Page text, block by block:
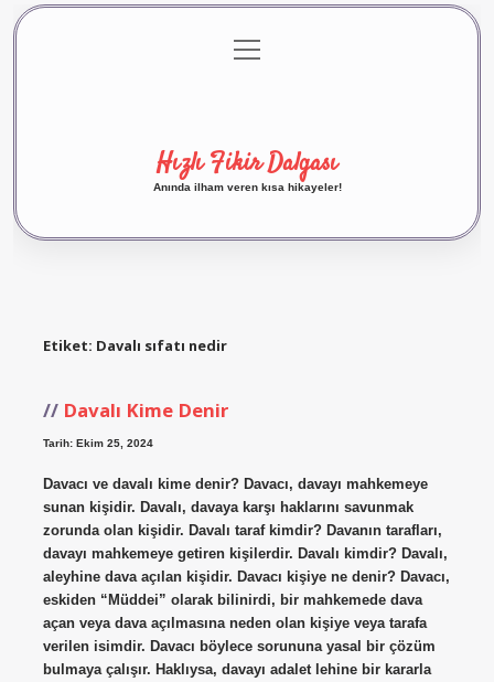
Gizlilik Politikası
menüyü
aç
Hızlı Fikir Dalgası
Anında ilham veren kısa hikayeler!
Etiket: Davalı sıfatı nedir
Davalı Kime Denir
Tarih: Ekim 25, 2024
Davacı ve davalı kime denir? Davacı, davayı mahkemeye
sunan kişidir. Davalı, davaya karşı haklarını savunmak
zorunda olan kişidir. Davalı taraf kimdir? Davanın tarafları,
davayı mahkemeye getiren kişilerdir. Davalı kimdir? Davalı,
aleyhine dava açılan kişidir. Davacı kişiye ne denir? Davacı,
eskiden “Müddei” olarak bilinirdi, bir mahkemede dava
açan veya dava açılmasına neden olan kişiye veya tarafa
verilen isimdir. Davacı böylece sorununa yasal bir çözüm
bulmaya çalışır. Haklıysa, davayı adalet lehine bir kararla